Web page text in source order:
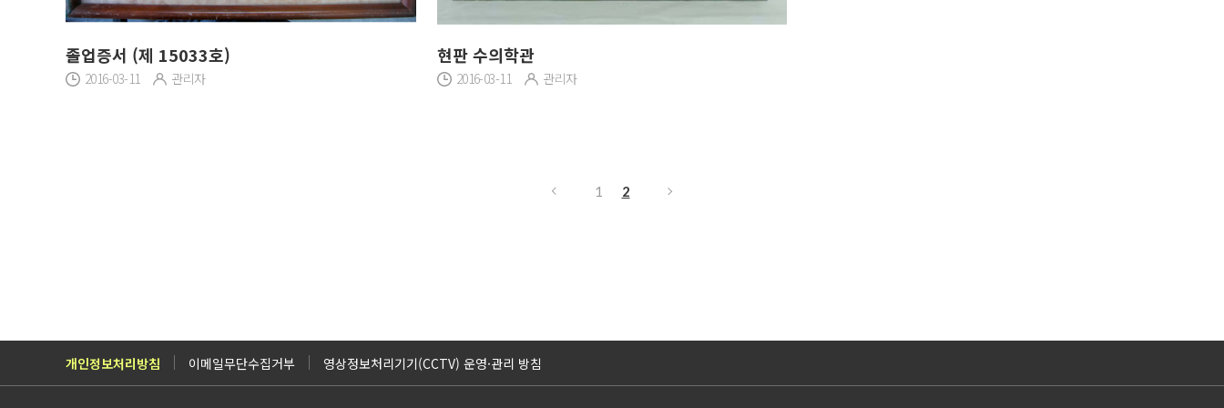
졸업증서 (제 15033호)
2016-03-11 관리자
현판 수의학관
2016-03-11 관리자
1 2
개인정보처리방침 이메일무단수집거부 영상정보처리기기(CCTV) 운영·관리 방침